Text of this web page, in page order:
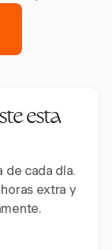
esta
de cada día.
extra y